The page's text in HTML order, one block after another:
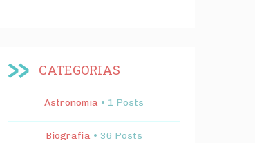
CATEGORIAS
Astronomia • 1 Posts
Biografia • 36 Posts